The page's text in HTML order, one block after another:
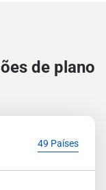
de plano
49 Países